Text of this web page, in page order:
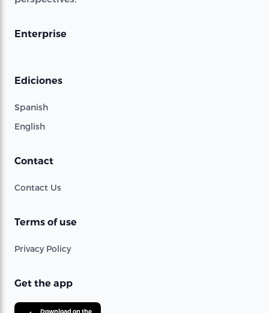
Enterprise
Ediciones
Spanish
English
Contact
Contact Us
Terms of use
Privacy Policy
Get the app